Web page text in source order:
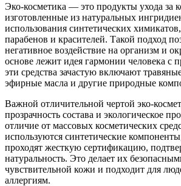
Эко-косметика — это продукты ухода за
изготовленные из натуральных
использования синтетических
парабенов и красителей. Такой подход
негативное воздействие на организм и
основе лежит идея гармонии человека с
эти средства зачастую включают
эфирные масла и другие природные
Важной отличительной чертой эко-
прозрачность состава и экологическое
отличие от массовых косметических
используются синтетические
проходят жесткую сертификацию,
натуральность. Это делает их
чувствительной кожи и подходит для
аллергиям.